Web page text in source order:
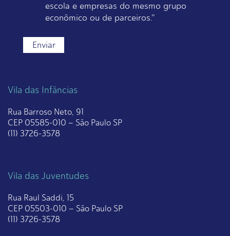
escola e empresas do mesmo grupo
econômico ou de parceiros."
Vila das Infâncias
Rua Barroso Neto, 91
CEP 05585-010 – São Paulo SP
(11) 3726-3578
Vila das Juventudes
Rua Raul Saddi, 15
CEP 05503-010 – São Paulo SP
(11) 3726-3578